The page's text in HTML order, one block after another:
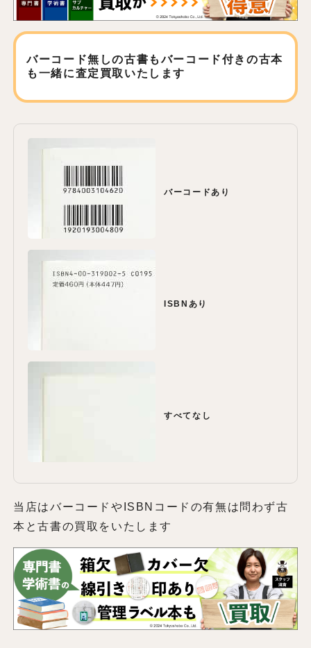
バーコード無しの古書もバーコード付きの古本
も 一緒に査定買取いたします
バーコードあり
ISBNあり
すべてなし
当店はバーコードやISBNコードの有無は問わず古
本と古書の買取をいたします